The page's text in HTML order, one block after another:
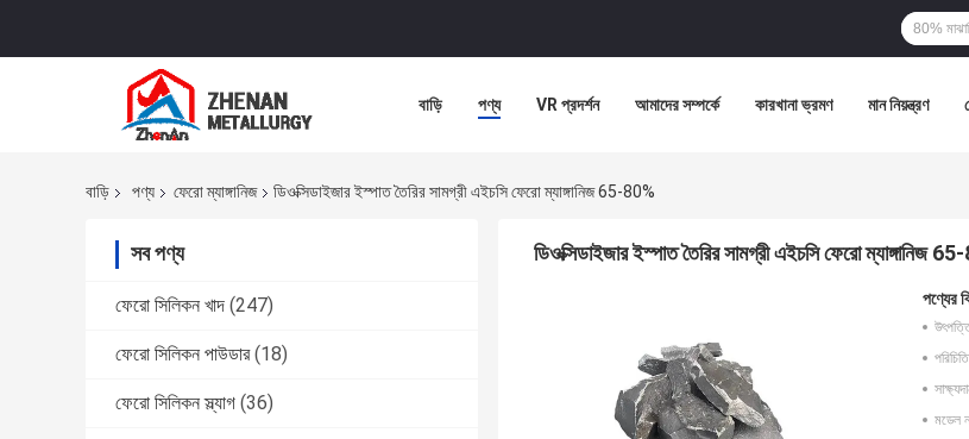
বাড়ি পণ্য VR প্রদর্শন আমাদের সম্পর্কে কারখানা ভ্রমণ মান নিয়ন্ত্রণ
বাড়ি পণ্য ফেরো ম্যাঙ্গানিজ ডিওক্সিডাইজার ইস্পাত তৈরির সামগ্রী এইচসি ফেরো ম্যাঙ্গানিজ 65-80%
সব পণ্য
ফেরো সিলিকন খাদ (247)
ফেরো সিলিকন পাউডার (18)
ফেরো সিলিকন স্ল্যাগ (36)
ডিওক্সিডাইজার ইস্পাত তৈরির সামগ্রী এইচসি ফেরো ম্যাঙ্গানিজ
পণ্যের
মডেল